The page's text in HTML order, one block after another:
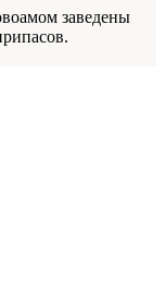
заведены